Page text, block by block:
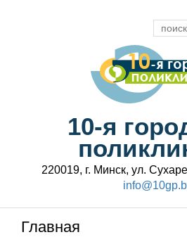
10-я
220019, г. Минск, ул.
Главная